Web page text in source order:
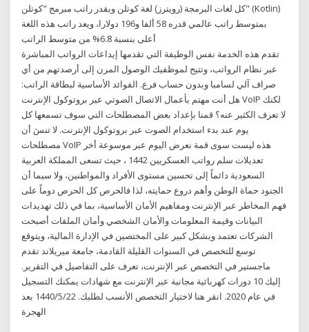
كل لغات البرمجة (رويترز) لغة كوتلن ويقدر راتب مبرمج "كوتلن" (Kotlin)
بمتوسط راتب عالمي قدره 58 ألفا و196 دولارا، ويعد راتب هذه اللغة
أعلى بنسبة 6.8% من متوسط الراتب
تقدم هذه الخدمة نفس الوظيفة التي تقدمها إيداعات الرواتب المباشرة
عبر نظام الرواتب، وتتيح لموظفيك الوصول المرن إلى أرصدتهم من أي
صراف آلي لسامبا وبدون حساب فرع. الفوائد الأساسية لبطاقة الراتب:
هل أنت مهتم بأعمال الاتصال الصوتي عبر بروتوكول الإنترنت VoIP لكنك
لا تعرف الكثير عنه؟ قمنا بإعداد بعض المصطلحات التي سوف تسمعها كل
يوم عند بدء استخدام الصوت عبر بروتوكول الإنترنت. لا تنسَ أن
مصطلحات VoIP هذه ليست سوى قمة نعرض اليوم عبر موسوعة أخر
تعديلات سلم رواتب العسكريين 1442 ، حيث تسعى المملكة العربية
السعودية دائماً إلى تحسين مستوى الأفراد والمواطنين، ولا سيما أن
الجنود حماة الوطن وأهم دروع حمايته، لذا فالحرص كل الحرص دوماً على
فهم المخاطر عبر الإنترنت ومفاهيم الأمان الأساسية، بما في ذلك تهديدات
البيانات وقيمة المعلومات والأمان الشخصي وأمان الملفات أصبحت
الشركات تعتمد وبشكل كبير على المختصين في الإدارة المالية، ويتوقع
توسع للتخصص في السنوات القليلة القادمة، جامعة ميريلاند تقدم
ماجستير في التخصص عبر الإنترنت، تعرف على التفاصيل في التقرير.
إليك 10 دورات كهربائية مجانية عبر الإنترنت مع شهادات يمكنك التسجيل
في عام 2020. انقر هنا لاختيار التخصص الأنسب لطلبك. 22‏‏/5‏‏/1440 بعد
الهجرة